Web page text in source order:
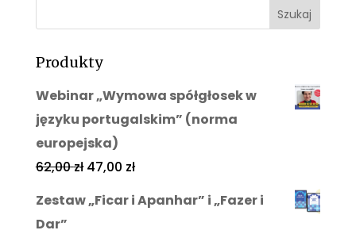
Produkty
Webinar „Wymowa spółgłosek w
języku portugalskim” (norma
europejska)
62,00zł 47,00 zł
Zestaw „Ficar i Apanhar” i „Fazer i
Dar”